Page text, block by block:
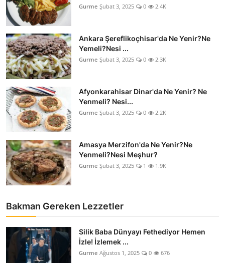
Gurme Şubat 3, 2025 0 2.4K
Ankara Şereflikoçhisar'da Ne Yenir?Ne
Yemeli?Nesi ...
Gurme Şubat 3, 2025 0 2.3K
Afyonkarahisar Dinar'da Ne Yenir? Ne
Yenmeli? Nesi...
Gurme Şubat 3, 2025 0 2.2K
Amasya Merzifon'da Ne Yenir?Ne
Yenmeli?Nesi Meşhur?
Gurme Şubat 3, 2025 1 1.9K
Bakman Gereken Lezzetler
Silik Baba Dünyayı Fethediyor Hemen
İzle! İzlemek ...
Gurme Ağustos 1, 2025 0 676